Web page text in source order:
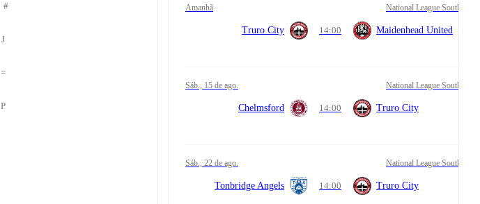
#
J
=
P
amanhã National League South
Truro City 14:00 Maidenhead United
sáb., 15 de ago. National League South
Chelmsford 14:00 Truro City
sáb., 22 de ago. National League South
Tonbridge Angels 14:00 Truro City